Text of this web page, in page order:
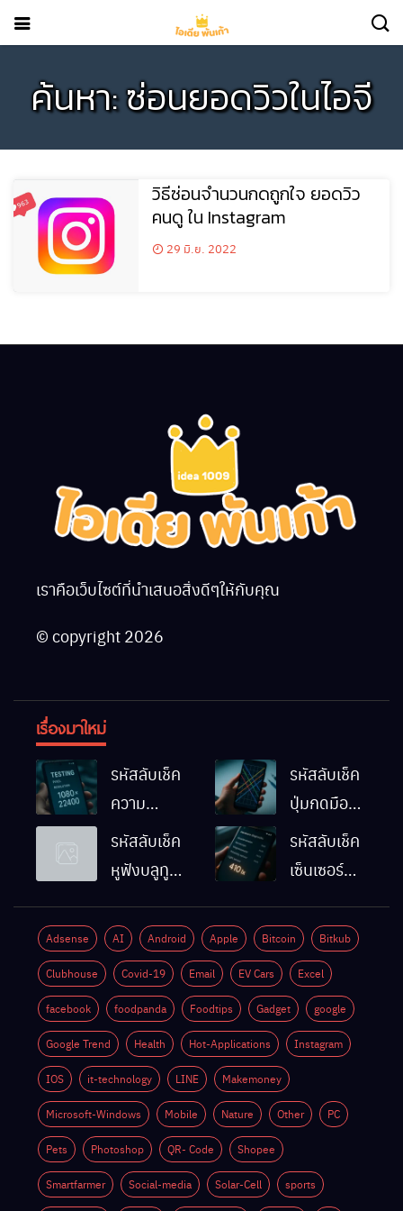
ค้นหา: ซ่อนยอดวิวในไอจี
วิธีซ่อนจำนวนกดถูกใจ ยอดวิว
คนดู ใน Instagram
29 มิ.ย. 2022
เราคือเว็บไซต์ที่นำเสนอสิ่งดีๆให้กับคุณ
© copyright 2026
เรื่องมาใหม่
รหัสลับเช็ค
ความ
ละเอียดหน้า
จอมือถือ
รหัสลับเช็ค
ปุ่มกดมือถือ
Android
ทำงานปกติ
รหัสลับเช็ค
หูฟังบลูทูธ
Android
ด้วยตัวเอง
รหัสลับเช็ค
เซ็นเซอร์
Android
ทำงานปกติ
ไหม
Adsense AI Android Apple Bitcoin Bitkub
Clubhouse Covid-19 Email EV Cars Excel
facebook foodpanda Foodtips Gadget google
Google Trend Health Hot-Applications Instagram
IOS it-technology LINE Makemoney
Microsoft-Windows Mobile Nature Other PC
Pets Photoshop QR- Code Shopee
Smartfarmer Social-media Solar-Cell sports